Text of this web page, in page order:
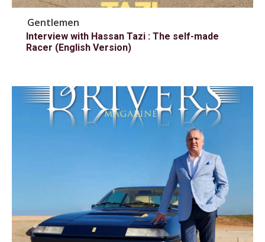
Gentlemen
Interview with Hassan Tazi : The self-made
Racer (English Version)